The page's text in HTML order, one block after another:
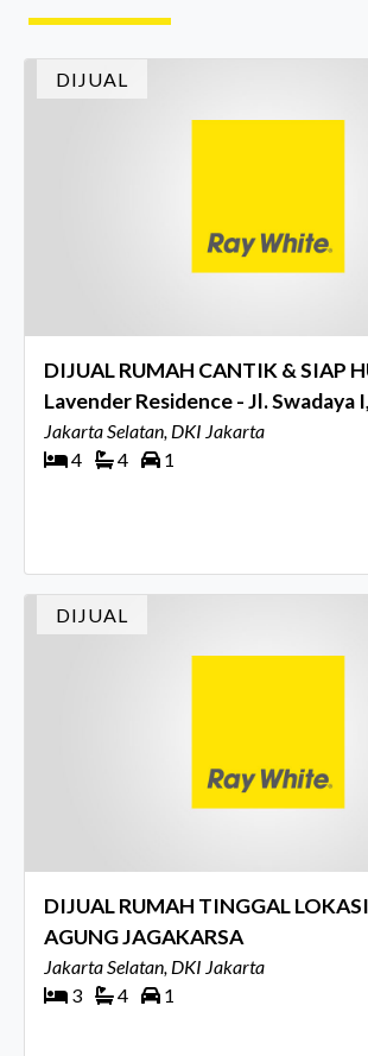
DIJUAL
DIJUAL RUMAH CANTIK & SIAP
Lavender Residence - Jl. Swadaya
Minggu, Jakarta Selatan
Jakarta Selatan, DKI Jakarta
4
4 1
DIJUAL
DIJUAL RUMAH TINGGAL
AGUNG JAGAKARSA
Jakarta Selatan, DKI Jakarta
3
4 1